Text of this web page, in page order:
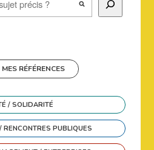
RÉFÉRENCES
/ SOLIDARITÉ
RENCONTRES PUBLIQUES